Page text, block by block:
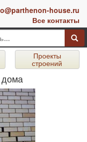
house.ru
Все контакты
Проекты
строений